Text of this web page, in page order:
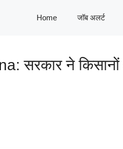
Home जॉब अलर्ट
सरकार ने किसानों